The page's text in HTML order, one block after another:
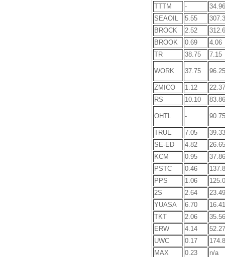
TTTM -
34.96
SEAOIL
5.55
BROCK
2.52
BROOK
0.69
4.06
TR
38.75 7.15
WORK 37.75 96.25
ZMICO 1.12
22.37
RS
10.10 83.86
OHTL - 90.75
TRUE 7.05
39.33
SE-ED
4.82
26.65
KCM
0.95
37.86
PSTC
0.46
PPS
1.06
2S
2.64
23.49
YUASA
6.70
16.41
TKT
2.06
35.56
ERW
4.14
52.27
UWC
0.17
MAX
0.23
n/a